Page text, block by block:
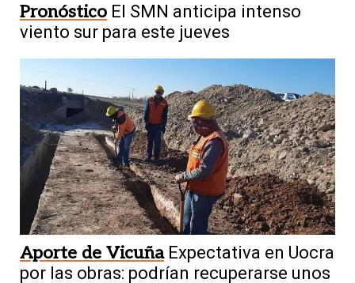
Pronóstico El SMN anticipa intenso
viento sur para este jueves
Aporte de Vicuña Expectativa en Uocra
por las obras: podrían recuperarse unos